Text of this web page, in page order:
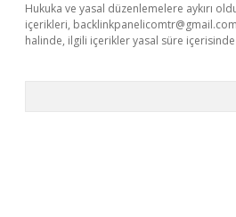
Hukuka ve yasal düzenlemelere aykırı
içerikleri, backlinkpanelicomtr@gmail.com
halinde, ilgili içerikler yasal süre içerisinde